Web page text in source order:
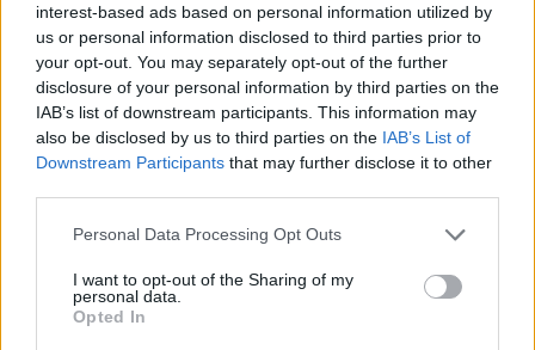
interest-based ads based on personal information utilized by
us or personal information disclosed to third parties prior to
your opt-out. You may separately opt-out of the further
disclosure of your personal information by third parties on the
IAB’s list of downstream participants. This information may
also be disclosed by us to third parties on the IAB’s List of
Downstream Participants that may further disclose it to other
Personal Data Processing Opt Outs
I want to opt-out of the Sharing of my
personal data.
Opted In
Chief Enterprise & Innovative Solutions Officer di TIM.“La nostra
proposta cloud si arricchisce grazie ai grandi player mondiali del
settore e rappresenta la base della nostra futura crescita in un
ambito fortemente strategico per il Paese. La scelta di Oracle, di
avvalersi dei nostri Data Center per la realizzazione di una nuova
Region, è la conferma dell’assoluta eccellenza delle nostre
infrastrutture che, per capillarità e qualità, rappresentano un
unicum a livello nazionale.”
TIM Enterprise offrirà i servizi Oracle Cloud Infrastructure ai
clienti del settore pubblico e delle imprese private in Italia,